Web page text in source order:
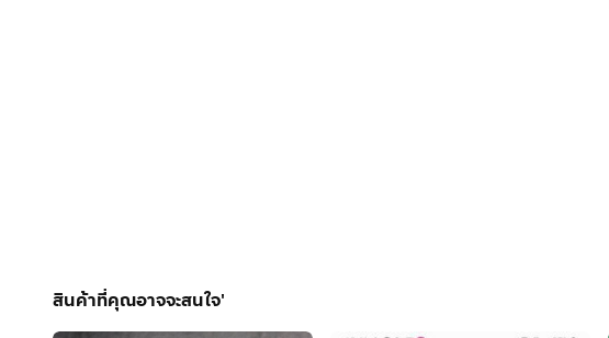
สินค้าที่คุณอาจจะสนใจ'